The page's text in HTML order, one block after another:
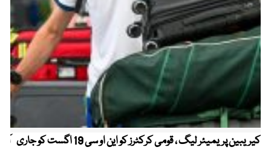
کیریبین پریمیئر لیگ ، قومی کرکٹرز کو این او سی 19 اگست کو جاری